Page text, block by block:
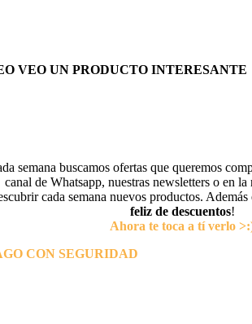
VEO UN PRODUCTO INTERESANTE
semana buscamos ofertas que queremos
canal de Whatsapp, nuestras newsletters o en la
cada semana nuevos productos. Además
feliz de descuentos!
Ahora te toca a tí verlo
CON SEGURIDAD